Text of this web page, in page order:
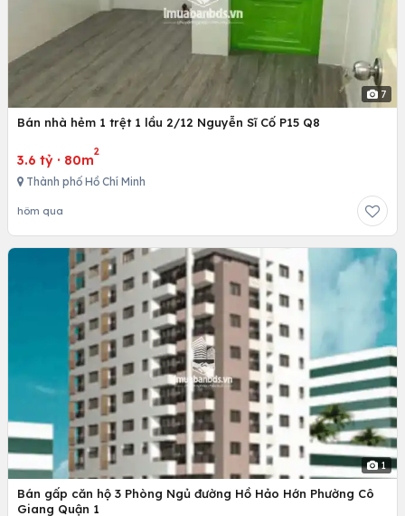
7
Bán nhà hẻm 1 trệt 1 lầu 2/12 Nguyễn Sĩ Cố P15 Q8
3.6 tỷ · 80m
2
Thành phố Hồ Chí Minh
hôm qua
1
Bán gấp căn hộ 3 Phòng Ngủ đường Hồ Hảo Hớn Phường Cô
Giang Quận 1